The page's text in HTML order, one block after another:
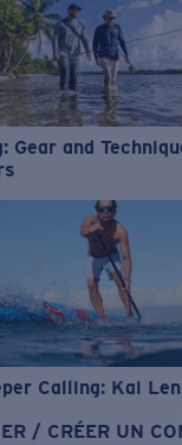
Gear and
Calling: Kai
/ CRÉER UN